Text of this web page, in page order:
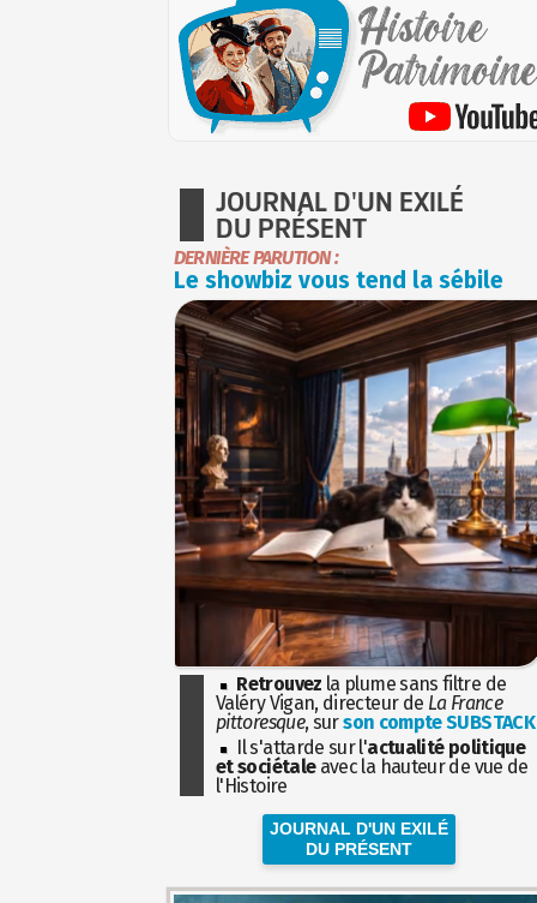
JOURNAL D'UN EXILÉ
DU PRÉSENT
DERNIÈRE PARUTION :
Le showbiz vous tend la sébile
Retrouvez la plume sans filtre de
Valéry Vigan, directeur de La France
pittoresque, surson compte SUBSTACK
Il s'attarde sur l'actualité politique
et sociétaleavec la hauteur de vue de
l'Histoire
JOURNAL D'UN EXILÉ
DU PRÉSENT